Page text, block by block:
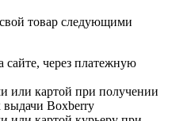
товар следующими
сайте, через платежную
или картой при получении
выдачи Boxberry